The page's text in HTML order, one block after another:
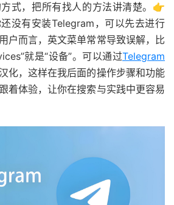
式，把所有找人的方法讲清楚。👉
没有安装Telegram，可以先去进行
户而言，英文菜单常常导致误解，比
就是“设备”。可以通过Telegram
化，这样在我后面的操作步骤和功能
着体验，让你在搜索与实践中更容易